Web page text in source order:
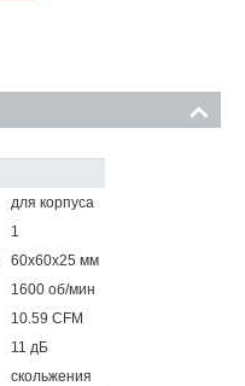
для корпуса
1
60x60x25 мм
1600 об/мин
10.59 CFM
11 дБ
скольжения